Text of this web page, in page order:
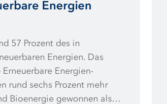
Energien
57 Prozent des in
Energien. Das
Energien-
rund sechs Prozent mehr
Bioenergie gewonnen als